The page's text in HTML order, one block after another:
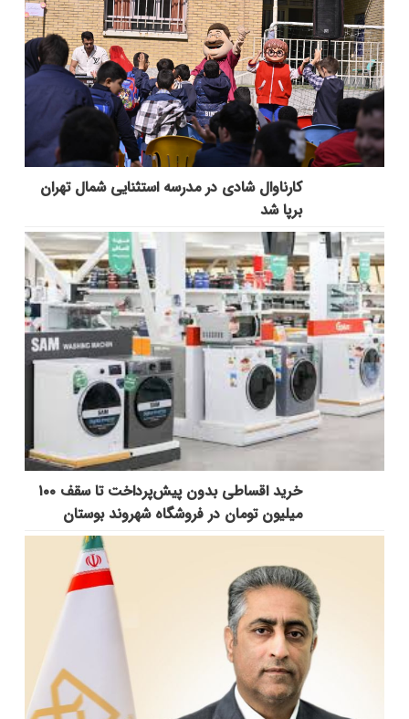
کارناوال شادی در مدرسه استثنایی شمال تهران
برپا شد
خرید اقساطی بدون پیش‌پرداخت تا سقف ۱۰۰
میلیون تومان در فروشگاه شهروند بوستان